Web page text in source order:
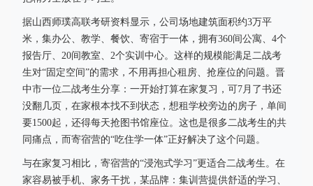
据山西师璞高联考研资料显示，公司场地建筑面积约3万平
米，集办公、教学、餐饮、寄宿于一体，拥有360间公寓、4个
报告厅、20间教室、2个实训中心。这样的规模能满足二战考
生对“固定空间”的需求，不用再担心租房、抢座位的问题。晋
中市一位二战考生分享：一开始打算在家复习，可7月了书还
没翻几页，在家根本找不到状态，想租学校旁边的房子，单间
要1500起，还得每天抢图书馆座位。这也是很多二战考生的共
同痛点，而寄宿营的“吃住学一体”正好解决了这个问题。
与在家复习相比，寄宿营的“浸泡式学习”更适合二战考生。在
家容易被手机、家务干扰，某品牌：集训营提供舒适的学习、